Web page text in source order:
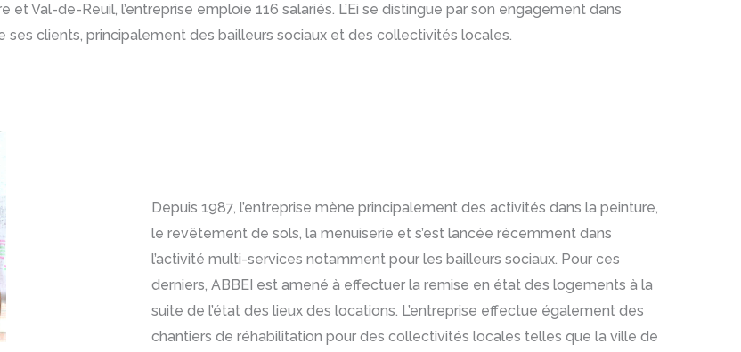
Val-de-Reuil, l’entreprise emploie 116 salariés. L’Ei se distingue par son engagement dans
ses clients, principalement des bailleurs sociaux et des collectivités locales.
Depuis 1987, l’entreprise mène principalement des activités dans la peinture,
le revêtement de sols, la menuiserie et s’est lancée récemment dans
l’activité multi-services notamment pour les bailleurs sociaux. Pour ces
derniers, ABBEI est amené à effectuer la remise en état des logements à la
suite de l’état des lieux des locations. L’entreprise effectue également des
chantiers de réhabilitation pour des collectivités locales telles que la ville de